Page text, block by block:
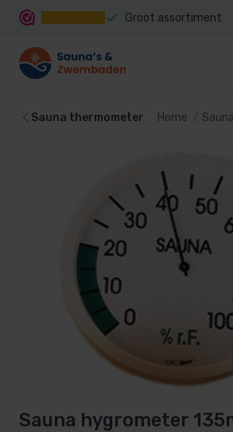
Groot assortiment
Sauna thermometer Home Sauna
Sauna hygrometer